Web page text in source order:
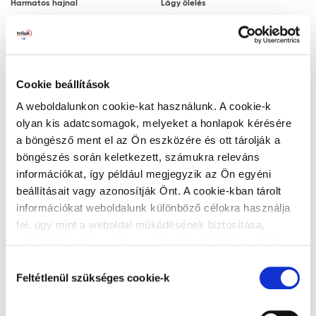
Cookie beállítások
A weboldalunkon cookie-kat használunk. A cookie-k
olyan kis adatcsomagok, melyeket a honlapok kérésére
a böngésző ment el az Ön eszközére és ott tárolják a
böngészés során keletkezett, számukra releváns
információkat, így például megjegyzik az Ön egyéni
beállításait vagy azonosítják Önt. A cookie-kban tárolt
információkat weboldalunk különböző célokra használja
fel, úgy mint a weboldal működésének biztosítása,
szabott ajánlatok megjelenítése, látogatottsági adatok
elemzése. A weboldalunk által alkalmazott cookie-k,
különösen a Google Analytics cookie-k működéséről,
kiválasztása
Feltétlenül szükséges cookie-k
Megjegyzés: a javasolt rétegfelépítések minden
esetben a legjobb tudásunk szerinti ajánlások, a
vizsgálatától.
Tanácsok, ajánlások, speciális tudnivalók, egyebek
A végleges, ellenálló filmréteg 14 nap
elteltével alakul ki. A filmréteg ezt követően
válik vízzel, tisztítószerrel moshatóvá.
A gipszkarton lapra történő felhordáskor
az alapfelület nedvességre különösen
érzékeny. Ez hólyagosodást és lepattogzást
szellőzésről és hőmérsékletről.
Harmatos hajnal Lágy ölelés
Ezüstszürke Naplemente
Zöld lagúna Titán